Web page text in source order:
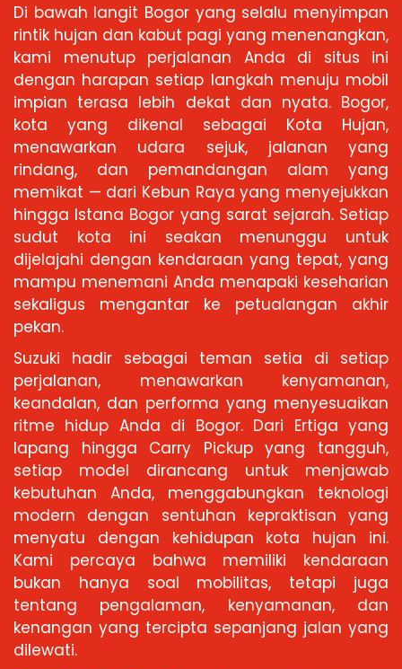
Di bawah langit Bogor yang selalu menyimpan
rintik hujan dan kabut pagi yang menenangkan,
kami menutup perjalanan Anda di situs ini
dengan harapan setiap langkah menuju mobil
impian terasa lebih dekat dan nyata. Bogor,
kota yang dikenal sebagai Kota Hujan,
menawarkan udara sejuk, jalanan yang
rindang, dan pemandangan alam yang
memikat — dari Kebun Raya yang menyejukkan
hingga Istana Bogor yang sarat sejarah. Setiap
sudut kota ini seakan menunggu untuk
dijelajahi dengan kendaraan yang tepat, yang
mampu menemani Anda menapaki keseharian
sekaligus mengantar ke petualangan akhir
pekan.
Suzuki hadir sebagai teman setia di setiap
perjalanan, menawarkan kenyamanan,
keandalan, dan performa yang menyesuaikan
ritme hidup Anda di Bogor. Dari Ertiga yang
lapang hingga Carry Pickup yang tangguh,
setiap model dirancang untuk menjawab
kebutuhan Anda, menggabungkan teknologi
modern dengan sentuhan kepraktisan yang
menyatu dengan kehidupan kota hujan ini.
Kami percaya bahwa memiliki kendaraan
bukan hanya soal mobilitas, tetapi juga
tentang pengalaman, kenyamanan, dan
kenangan yang tercipta sepanjang jalan yang
dilewati.